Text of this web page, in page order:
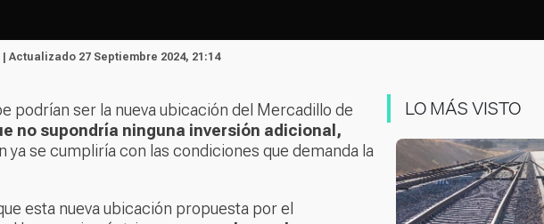
| Actualizado 27 Septiembre 2024, 21:14
podrían ser la nueva ubicación del Mercadillo de
no supondría ninguna inversión adicional,
se cumpliría con las condiciones que demanda la
esta nueva ubicación propuesta por el
LO MÁS VISTO